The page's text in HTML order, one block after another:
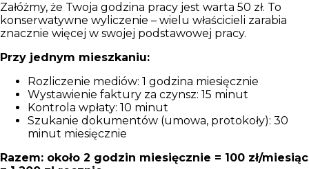
Załóżmy, że Twoja godzina pracy jest warta 50 zł. To
konserwatywne wyliczenie – wielu właścicieli zarabia
znacznie więcej w swojej podstawowej pracy.
Przy jednym mieszkaniu:
Rozliczenie mediów: 1 godzina miesięcznie
Wystawienie faktury za czynsz: 15 minut
Kontrola wpłaty: 10 minut
Szukanie dokumentów (umowa, protokoły): 30
minut miesięcznie
Razem: około 2 godzin miesięcznie = 100 zł/miesiąc